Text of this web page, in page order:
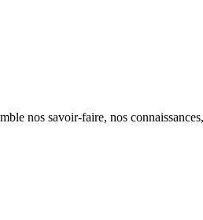
nos savoir-faire, nos